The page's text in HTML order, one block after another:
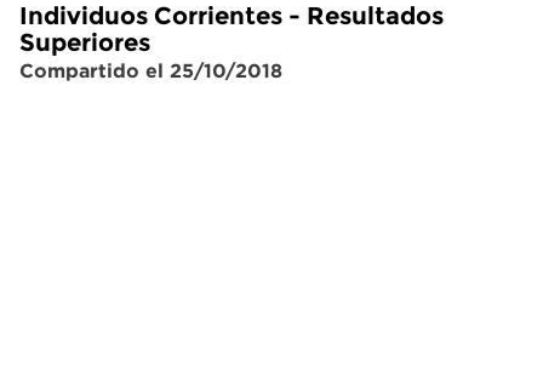
Individuos Corrientes - Resultados
Superiores
Compartido el 25/10/2018